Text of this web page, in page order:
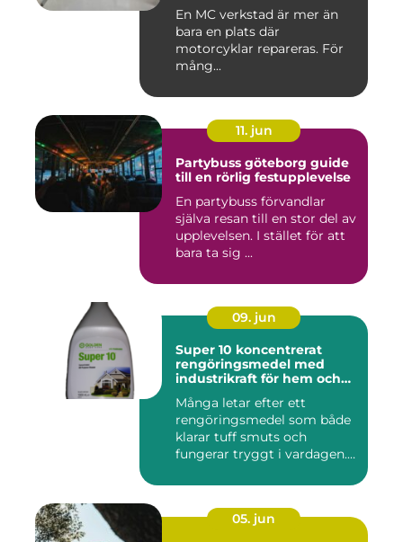
En MC verkstad är mer än
bara en plats där
motorcyklar repareras. För
mång...
11. jun
Partybuss göteborg guide
till en rörlig festupplevelse
En partybuss förvandlar
själva resan till en stor del av
upplevelsen. I stället för att
bara ta sig ...
09. jun
Super 10 koncentrerat
rengöringsmedel med
industrikraft för hem och
Många letar efter ett
rengöringsmedel som både
klarar tuff smuts och
fungerar tryggt i vardagen.
05. jun